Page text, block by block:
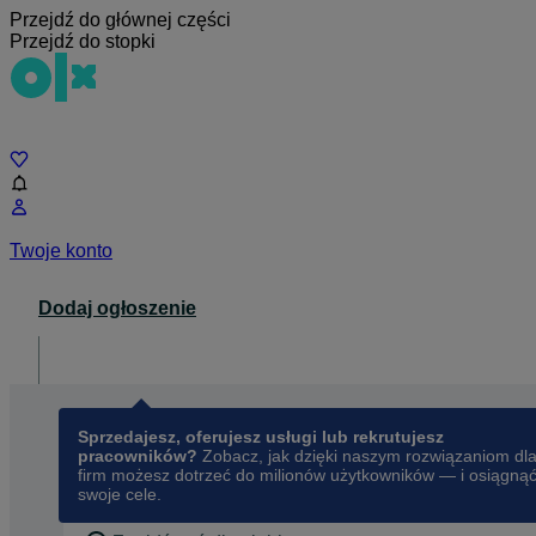
Przejdź do głównej części
Przejdź do stopki
Twoje konto
Dodaj ogłoszenie
Sprzedajesz, oferujesz usługi lub rekrutujesz
pracowników? Zobacz, jak dzięki naszym rozwiązaniom dla
firm możesz dotrzeć do milionów użytkowników — i osiągnąć
swoje cele.